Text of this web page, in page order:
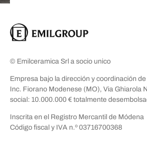
© Emilceramica Srl a socio unico
Empresa bajo la dirección y coordinación
Inc. Fiorano Modenese (MO), Via Ghiarola
social: 10.000.000 € totalmente
Inscrita en el Registro Mercantil de Módena
Código fiscal y IVA n.º 03716700368